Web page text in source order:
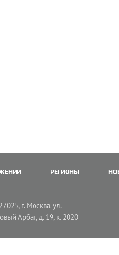
РЕГИОНЫ
г. Москва, ул.
Арбат, д. 19, к. 2020